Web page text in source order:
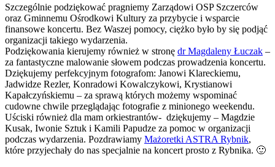
Szczególnie podziękować pragniemy Zarządowi OSP Szczerców
oraz Gminnemu Ośrodkowi Kultury za przybycie i wsparcie
finansowe koncertu. Bez Waszej pomocy, ciężko było by się podjąć
organizacji takiego wydarzenia.
Podziękowania kierujemy również w stronę dr Magdaleny Łuczak –
za fantastyczne malowanie słowem podczas prowadzenia koncertu.
Dziękujemy perfekcyjnym fotografom: Janowi Klareckiemu,
Jadwidze Rezler, Konradowi Kowalczykowi, Krystianowi
Kapałczyńskiemu – za sprawą których możemy wspominać
cudowne chwile przeglądając fotografie z minionego weekendu.
Uściski również dla mam orkiestrantów- dziękujemy – Magdzie
Kusak, Iwonie Sztuk i Kamili Papudze za pomoc w organizacji
podczas wydarzenia. Pozdrawiamy Mażoretki ASTRA Rybnik,
które przyjechały do nas specjalnie na koncert prosto z Rybnika. 🙂